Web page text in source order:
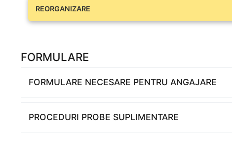
REORGANIZARE
FORMULARE
FORMULARE NECESARE PENTRU ANGAJARE
PROCEDURI PROBE SUPLIMENTARE